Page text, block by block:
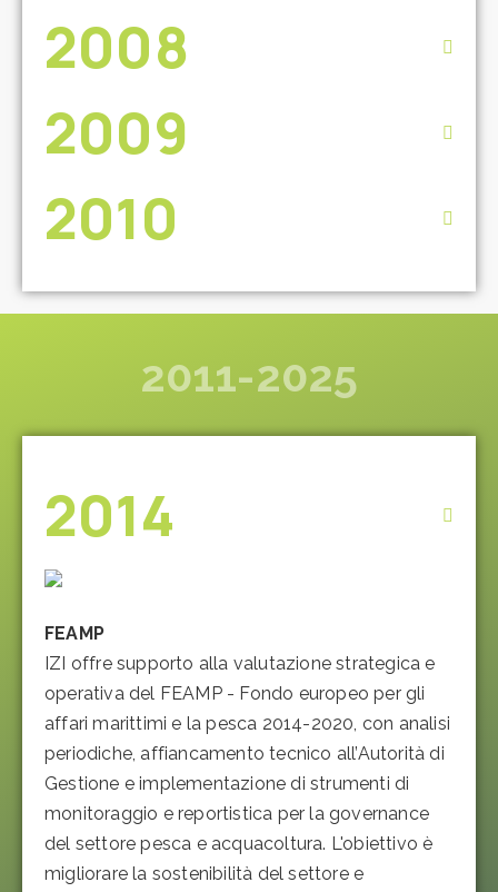
2008
2009
2010
2011-2025
2014
FEAMP
IZI offre supporto alla valutazione strategica e
operativa del FEAMP - Fondo europeo per gli
affari marittimi e la pesca 2014-2020, con analisi
periodiche, affiancamento tecnico all’Autorità di
Gestione e implementazione di strumenti di
monitoraggio e reportistica per la governance
del settore pesca e acquacoltura. L'obiettivo è
migliorare la sostenibilità del settore e